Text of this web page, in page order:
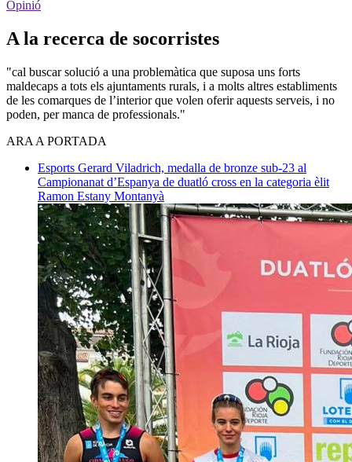
Opinió
A la recerca de socorristes
"cal buscar solució a una problemàtica que suposa uns forts
maldecaps a tots els ajuntaments rurals, i a molts altres establiments
de les comarques de l’interior que volen oferir aquests serveis, i no
poden, per manca de professionals."
ARA A PORTADA
Esports Gerard Viladrich, medalla de bronze sub-23 al
Campionanat d’Espanya de duatló cross en la categoria èlit
Ramon Estany Montanyà